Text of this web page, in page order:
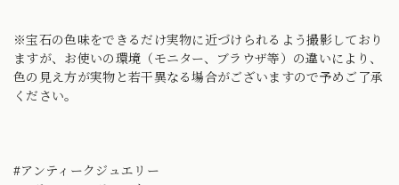
※宝石の色味をできるだけ実物に近づけられるよう撮影しており
ますが、お使いの環境（モニター、ブラウザ等）の違いにより、
色の見え方が実物と若干異なる場合がございますので予めご了承
ください。
#アンティークジュエリー